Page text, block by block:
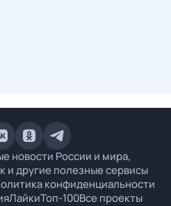
новости России и мира,
и другие полезные сервисы
конфиденциальности
ЛайкиТоп-100Все проекты